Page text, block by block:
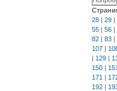
28 | 29 |
55 | 56 |
82 | 83 |
107 |
| 129 |
150 |
171 |
192 |